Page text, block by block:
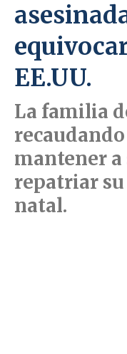
EE.UU.
La familia
mantener a
repatriar su
natal.